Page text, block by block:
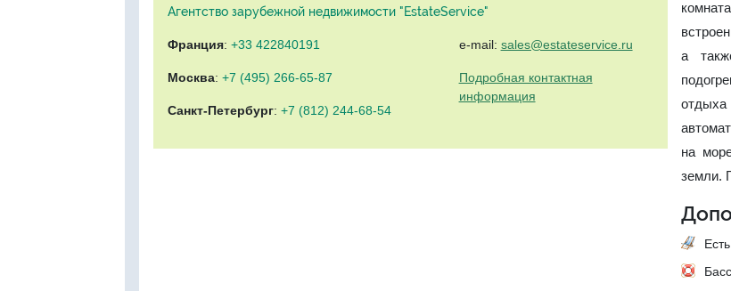
Агентство зарубежной недвижимости "EstateService"
Франция: +33 422840191
Москва: +7 (495) 266-65-87
Санкт-Петербург: +7 (812) 244-68-54
e-mail: sales@estateservice.ru
Подробная контактная
информация
а
на
земли.